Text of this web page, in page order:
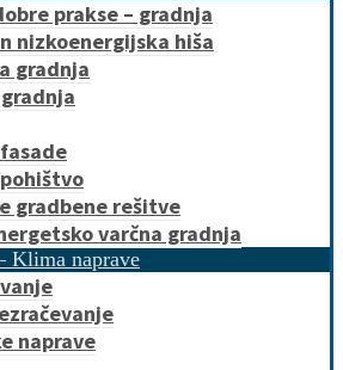
prakse – gradnja
nizkoenergijska hiša
gradnja
gradbene rešitve
varčna gradnja
Klima naprave
naprave